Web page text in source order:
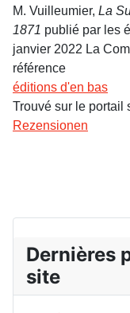
M. Vuilleumier, La
1871 publié par les
janvier 2022 La
référence
éditions d'en bas
Trouvé sur le portail
Rezensionen
Dernières
site